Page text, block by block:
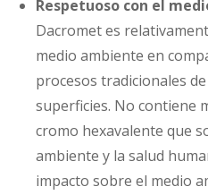
Respetuoso con el
Dacromet es
medio ambiente en
procesos tradicionales
superficies. No contiene
cromo hexavalente que
ambiente y la salud
impacto sobre el medio